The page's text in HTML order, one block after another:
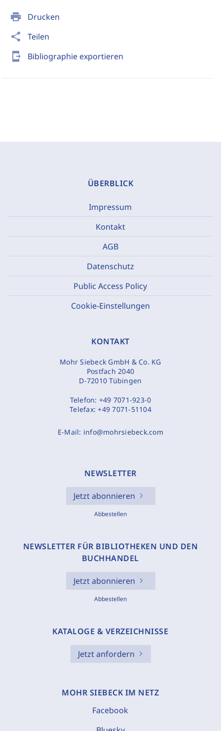
print Drucken
share Teilen
send_to_mobile Bibliographie exportieren
ÜBERBLICK
Impressum
Kontakt
AGB
Datenschutz
Public Access Policy
Cookie-Einstellungen
KONTAKT
Mohr Siebeck GmbH & Co. KG
Postfach 2040
D-72010 Tübingen
Telefon: +49 7071-923-0
Telefax:+49 7071-51104
E-Mail: info@mohrsiebeck.com
NEWSLETTER
Jetzt abonnieren
Abbestellen
NEWSLETTER FÜR BIBLIOTHEKEN UND DEN
BUCHHANDEL
Jetzt abonnieren
Abbestellen
KATALOGE & VERZEICHNISSE
Jetzt anfordern
MOHR SIEBECK IM NETZ
Facebook